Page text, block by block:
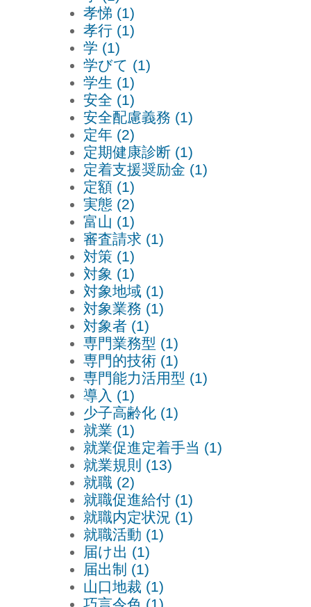
孝悌 (1)
孝行 (1)
学 (1)
学びて (1)
学生 (1)
安全 (1)
安全配慮義務 (1)
定年 (2)
定期健康診断 (1)
定着支援奨励金 (1)
定額 (1)
実態 (2)
富山 (1)
審査請求 (1)
対策 (1)
対象 (1)
対象地域 (1)
対象業務 (1)
対象者 (1)
専門業務型 (1)
専門的技術 (1)
専門能力活用型 (1)
導入 (1)
少子高齢化 (1)
就業 (1)
就業促進定着手当 (1)
就業規則 (13)
就職 (2)
就職促進給付 (1)
就職内定状況 (1)
就職活動 (1)
届け出 (1)
届出制 (1)
山口地裁 (1)